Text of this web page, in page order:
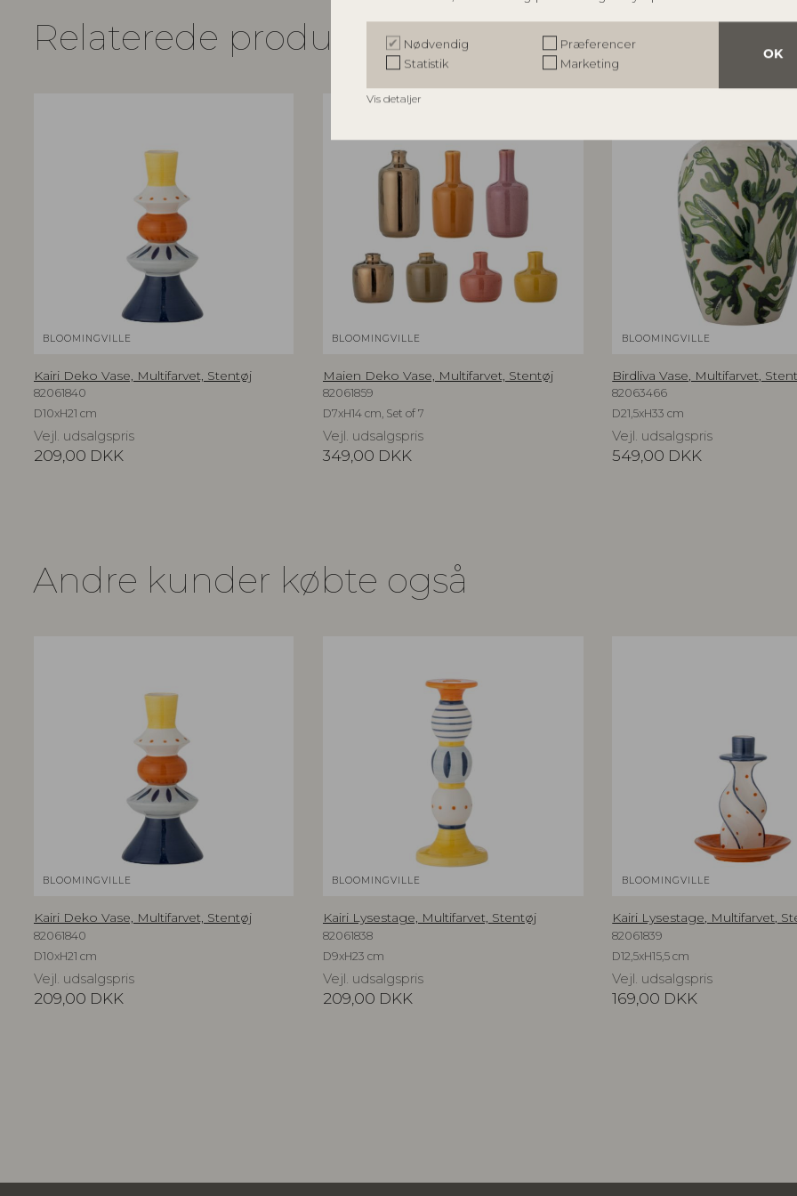
OK
Nødvendig
Præferencer
Statistik
Marketing
Vis detaljer
Relaterede produkter
BLOOMINGVILLE
Kairi Deko Vase, Multifarvet, Stentøj
82061840
D10xH21 cm
Vejl. udsalgspris
209,00 DKK
BLOOMINGVILLE
Maien Deko Vase, Multifarvet, Stentøj
82061859
D7xH14 cm, Set of 7
Vejl. udsalgspris
349,00 DKK
BLOOMINGVILLE
Birdliva Vase, Multifarvet,
82063466
D21,5xH33 cm
Vejl. udsalgspris
549,00 DKK
Andre kunder købte også
BLOOMINGVILLE
Kairi Deko Vase, Multifarvet, Stentøj
82061840
D10xH21 cm
Vejl. udsalgspris
209,00 DKK
BLOOMINGVILLE
Kairi Lysestage, Multifarvet, Stentøj
82061838
D9xH23 cm
Vejl. udsalgspris
209,00 DKK
BLOOMINGVILLE
Kairi Lysestage, Multifarvet,
82061839
D12,5xH15,5 cm
Vejl. udsalgspris
169,00 DKK